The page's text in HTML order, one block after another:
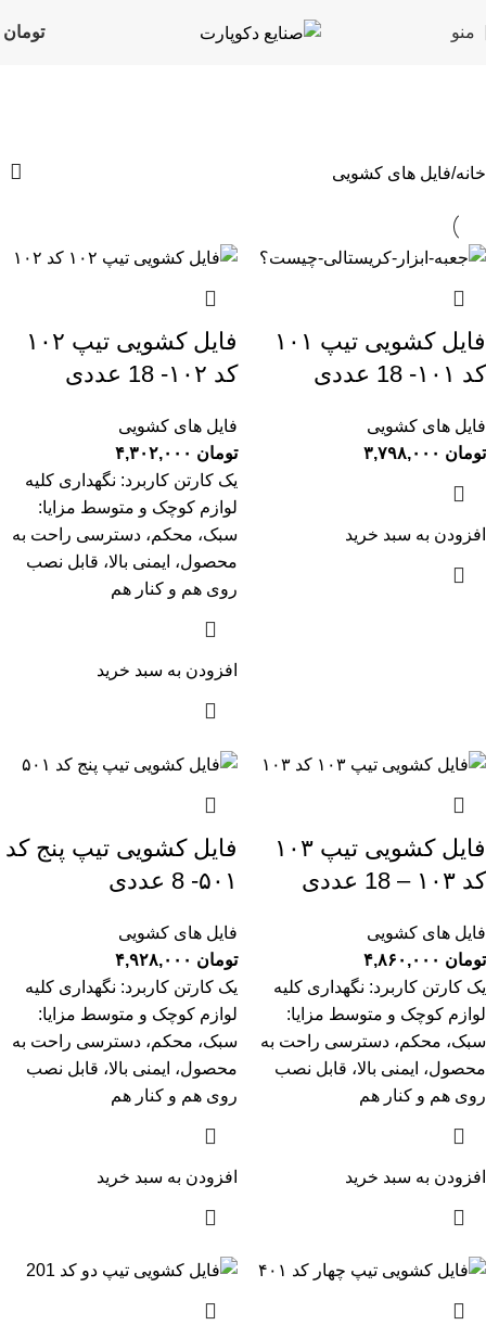
منو تومان
خانه فایل های کشویی
فایل کشویی تیپ ۱۰۱
کد ۱۰۱- 18 عددی
فایل های کشویی
تومان
افزودن به سبد خرید
فایل کشویی تیپ ۱۰۲
کد ۱۰۲- 18 عددی
فایل های کشویی
تومان
یک کارتن کاربرد: نگهداری کلیه
لوازم کوچک و متوسط مزایا:
سبک، محکم، دسترسی راحت به
محصول، ایمنی بالا، قابل نصب
روی هم و کنار هم
افزودن به سبد خرید
فایل کشویی تیپ ۱۰۳
کد ۱۰۳ – 18 عددی
فایل های کشویی
تومان
یک کارتن کاربرد: نگهداری کلیه
لوازم کوچک و متوسط مزایا:
سبک، محکم، دسترسی راحت به
محصول، ایمنی بالا، قابل نصب
روی هم و کنار هم
افزودن به سبد خرید
فایل کشویی تیپ پنج کد
۵۰۱- 8 عددی
فایل های کشویی
تومان
یک کارتن کاربرد: نگهداری کلیه
لوازم کوچک و متوسط مزایا:
سبک، محکم، دسترسی راحت به
محصول، ایمنی بالا، قابل نصب
روی هم و کنار هم
افزودن به سبد خرید